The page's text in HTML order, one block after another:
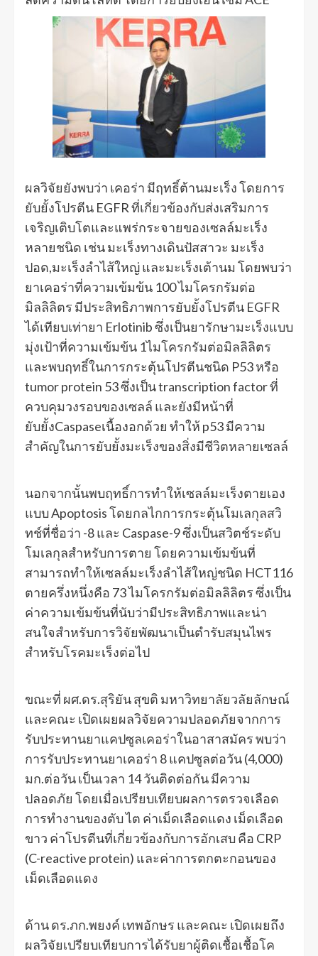
ผลวิจัยยังพบว่า เคอร่า มีฤทธิ์ต้านมะเร็ง โดยการ
ยับยั้งโปรตีน EGFR ที่เกี่ยวข้องกับส่งเสริมการ
เจริญเติบโตและแพร่กระจายของเซลล์มะเร็ง
หลายชนิด เช่น มะเร็งทางเดินปัสสาวะ มะเร็ง
ปอด,มะเร็งลำไส้ใหญ่ และมะเร็งเต้านม โดยพบว่า
ยาเคอร่าที่ความเข้มข้น 100 ไมโครกรัมต่อ
มิลลิลิตร มีประสิทธิภาพการยับยั้งโปรตีน EGFR
ได้เทียบเท่ายา Erlotinib ซึ่งเป็นยารักษามะเร็งแบบ
มุ่งเป้าที่ความเข้มข้น 1ไมโครกรัมต่อมิลลิลิตร
และพบฤทธิ์ในการกระตุ้นโปรตีนชนิด P53 หรือ
tumor protein 53 ซึ่งเป็น transcription factor ที่
ควบคุมวงรอบของเซลล์ และยังมีหน้าที่
ยับยั้งCaspaseเนื้องอกด้วย ทำให้ p53 มีความ
สำคัญในการยับยั้งมะเร็งของสิ่งมีชีวิตหลายเซลล์
นอกจากนั้นพบฤทธิ์การทำให้เซลล์มะเร็งตายเอง
แบบ Apoptosis โดยกลไกการกระตุ้นโมเลกุลสวิ
ทช์ที่ชื่อว่า -8 และ Caspase-9 ซึ่งเป็นสวิตช์ระดับ
โมเลกุลสำหรับการตาย โดยความเข้มข้นที่
สามารถทำให้เซลล์มะเร็งลำไส้ใหญ่ชนิด HCT116
ตายครึ่งหนึ่งคือ 73 ไมโครกรัมต่อมิลลิลิตร ซึ่งเป็น
ค่าความเข้มข้นที่นับว่ามีประสิทธิภาพและน่า
สนใจสำหรับการวิจัยพัฒนาเป็นตำรับสมุนไพร
สำหรับโรคมะเร็งต่อไป
ขณะที่ ผศ.ดร.สุริยัน สุขติ มหาวิทยาลัยวลัยลักษณ์
และคณะ เปิดเผยผลวิจัยความปลอดภัยจากการ
รับประทานยาแคปซูลเคอร่าในอาสาสมัคร พบว่า
การรับประทานยาเคอร่า 8 แคปซูลต่อวัน (4,000)
มก.ต่อวัน เป็นเวลา 14 วันติดต่อกัน มีความ
ปลอดภัย โดยเมื่อเปรียบเทียบผลการตรวจเลือด
การทำงานของตับ ไต ค่าเม็ดเลือดแดง เม็ดเลือด
ขาว ค่าโปรตีนที่เกี่ยวข้องกับการอักเสบ คือ CRP
(C-reactive protein) และค่าการตกตะกอนของ
เม็ดเลือดแดง
ด้าน ดร.ภก.พยงค์ เทพอักษร และคณะ เปิดเผยถึง
ผลวิจัยเปรียบเทียบการได้รับยาผู้ติดเชื้อเชื้อโค